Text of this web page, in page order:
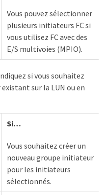
Vous pouvez sélectionner
plusieurs initiateurs FC si
vous utilisez FC avec des
E/S multivoies (MPIO).
si vous souhaitez
sur la LUN ou en
Si…​
Vous souhaitez créer un
nouveau groupe initiateur
pour les initiateurs
sélectionnés.